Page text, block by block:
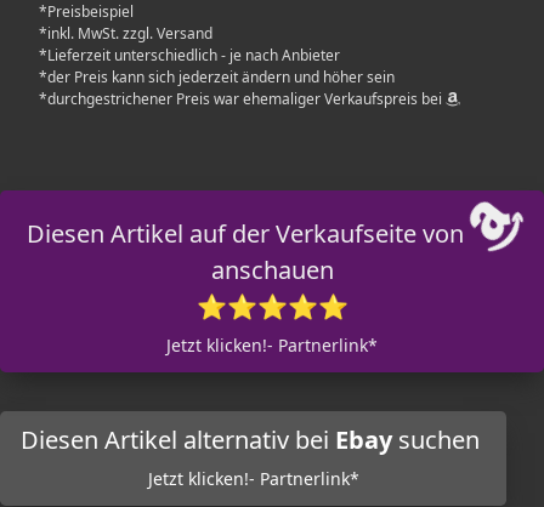
*Preisbeispiel
*inkl. MwSt. zzgl. Versand
*Lieferzeit unterschiedlich - je nach Anbieter
*der Preis kann sich jederzeit ändern und höher sein
*durchgestrichener Preis war ehemaliger Verkaufspreis bei
Diesen Artikel auf der Verkaufseite von
anschauen
⭐⭐⭐⭐⭐
Jetzt klicken!- Partnerlink*
Diesen Artikel alternativ bei Ebaysuchen
Jetzt klicken!- Partnerlink*